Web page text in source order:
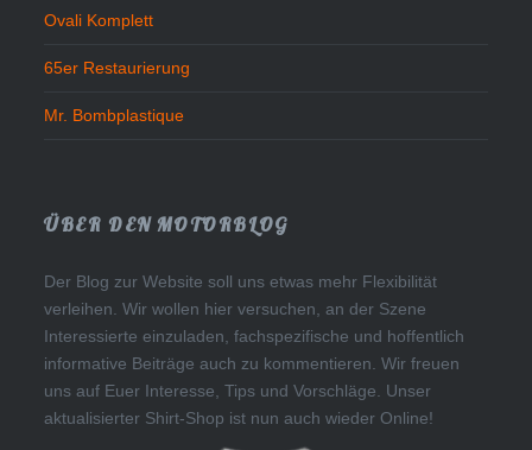
Ovali Komplett
65er Restaurierung
Mr. Bombplastique
ÜBER DEN MOTORBLOG
Der Blog zur Website soll uns etwas mehr Flexibilität
verleihen. Wir wollen hier versuchen, an der Szene
Interessierte einzuladen, fachspezifische und hoffentlich
informative Beiträge auch zu kommentieren. Wir freuen
uns auf Euer Interesse, Tips und Vorschläge. Unser
aktualisierter Shirt-Shop ist nun auch wieder Online!